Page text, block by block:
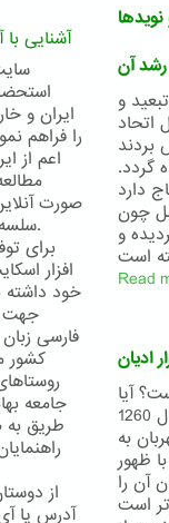
رشد آن
و
اتحاد
گردد.
دارد
چون
و
Read
ادیان
آیا
خدا انسانها را فراموش نموده و به حال خود رها ساخته است؟ آیا ...؟ در سال 1260
خداوند مهربان به
ظهور
توان آن را
است
آشنایی
ایران و
را فراهم
اعم از
صورت
سلسه کتب روحی را مطالعه نمایند.
برای
افزار
خود داشته
جهت
فارسی
کشور
جامعه
طریق به
از
آدرس یا